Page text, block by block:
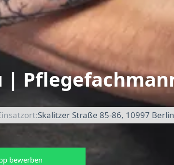
|
Skalitzer Straße 85-86, 10997 Berlin
bewerben